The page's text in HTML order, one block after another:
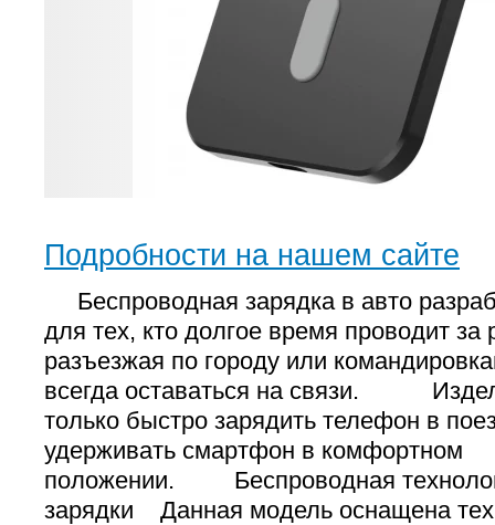
Подробности на нашем сайте
Беспроводная зарядка в авто
для тех, кто долгое время проводит за
разъезжая по городу или
всегда оставаться на связи.
только быстро зарядить телефон в
удерживать смартфон в комфортном
положении. Беспроводная
зарядки Данная модель оснащена